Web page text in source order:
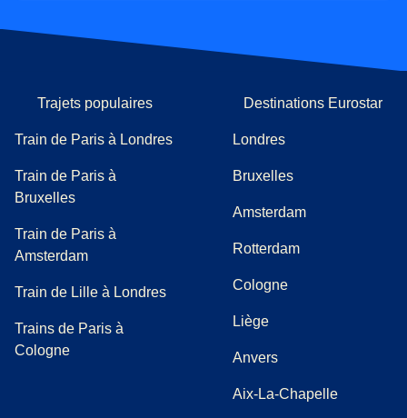
Trajets populaires
Train de Paris à Londres
Train de Paris à
Bruxelles
Train de Paris à
Amsterdam
Train de Lille à Londres
Trains de Paris à
Cologne
Destinations Eurostar
Londres
Bruxelles
Amsterdam
Rotterdam
Cologne
Liège
Anvers
Aix-La-Chapelle